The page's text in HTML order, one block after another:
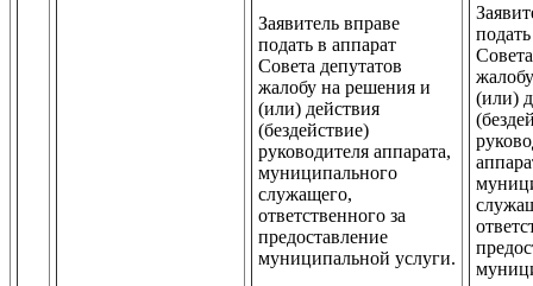
Заявитель вправе
подать в аппарат
Совета депутатов
жалобу на решения и
(или) действия
(бездействие)
руководителя аппарата,
муниципального
служащего,
ответственного за
предоставление
муниципальной услуги.
(или)